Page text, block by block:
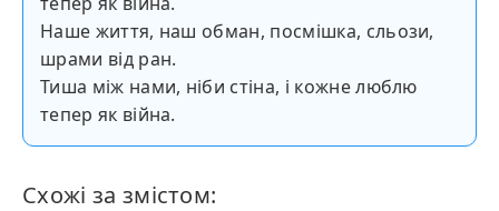
Наше життя, наш обман, посмішка, сльози,
шрами від ран.
Тиша між нами, ніби стіна, і кожне люблю
тепер як війна.
Схожі за змістом: